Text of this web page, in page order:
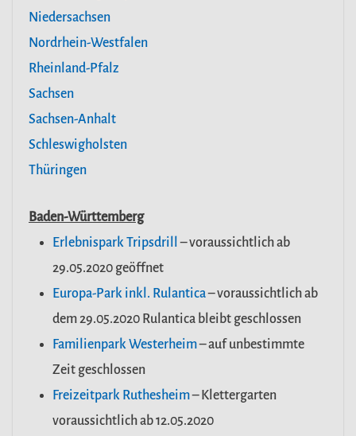
Niedersachsen
Nordrhein-Westfalen
Rheinland-Pfalz
Sachsen
Sachsen-Anhalt
Schleswigholsten
Thüringen
Baden-Württemberg
Erlebnispark Tripsdrill
– voraussichtlich ab
29.05.2020 geöffnet
Europa-Park inkl. Rulantica– voraussichtlich ab
dem 29.05.2020 Rulantica bleibt geschlossen
Familienpark Westerheim– auf unbestimmte
Zeit geschlossen
Freizeitpark Ruthesheim– Klettergarten
voraussichtlich ab 12.05.2020